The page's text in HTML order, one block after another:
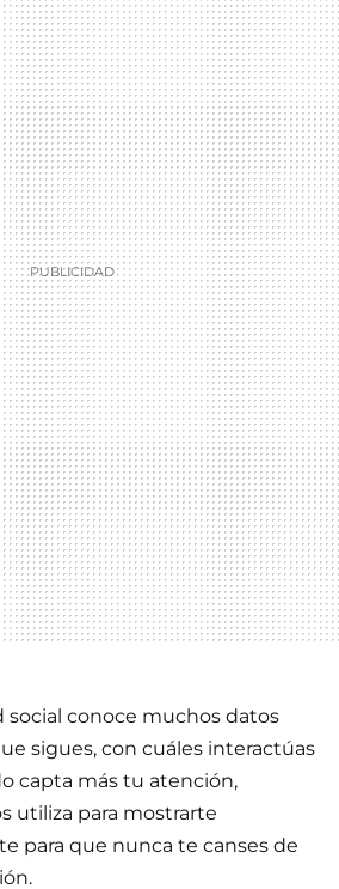
social conoce muchos datos
sigues, con cuáles interactúas
capta más tu atención,
utiliza para mostrarte
para que nunca te canses de